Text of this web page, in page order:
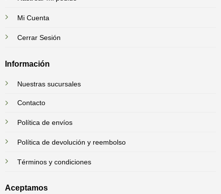
Mi Cuenta
Cerrar Sesión
Información
Nuestras sucursales
Contacto
Política de envíos
Política de devolución y reembolso
Términos y condiciones
Aceptamos